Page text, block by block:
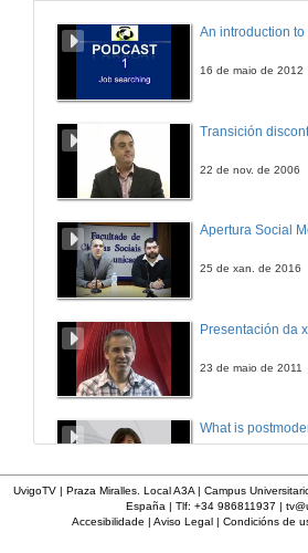
Quenda de
Intervención Ana
Intervención
Quenda de
OPTARE
16 de maio de 2012
22 de nov. de 2006
Apertura Social
25 de xan. de 2016
Presentación da
23 de maio de 2011
What is
Presentación
UvigoTV | Praza Miralles. Local A3A | Campus
España | Tlf: +34 986811937 |
Accesibilidade | Aviso Legal| Condicións de